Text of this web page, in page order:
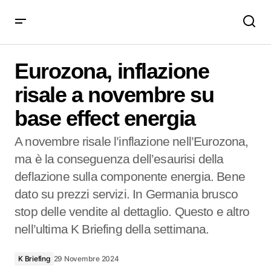
Eurozona, inflazione
risale a novembre su
base effect energia
A novembre risale l’inflazione nell’Eurozona,
ma è la conseguenza dell’esaurisi della
deflazione sulla componente energia. Bene
dato su prezzi servizi. In Germania brusco
stop delle vendite al dettaglio. Questo e altro
nell’ultima K Briefing della settimana.
K Briefing 29 Novembre 2024